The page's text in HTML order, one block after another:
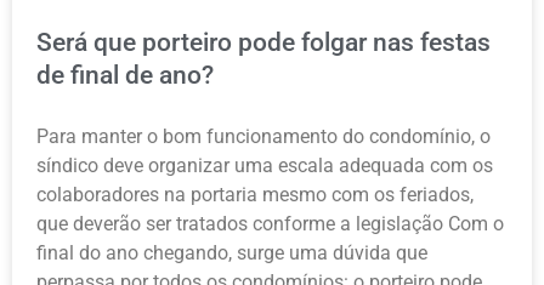
Será que porteiro pode folgar nas festas
de final de ano?
Para manter o bom funcionamento do condomínio, o
síndico deve organizar uma escala adequada com os
colaboradores na portaria mesmo com os feriados,
que deverão ser tratados conforme a legislação Com o
final do ano chegando, surge uma dúvida que